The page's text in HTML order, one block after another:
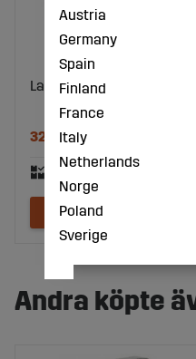
Lager 20X47
327 kr
Andra köpte
Austria
Germany
Spain
Finland
France
Italy
Netherlands
Norge
Poland
Sverige